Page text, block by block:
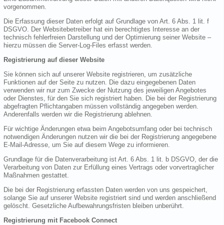
vorgenommen.
Die Erfassung dieser Daten erfolgt auf Grundlage von Art. 6 Abs. 1 lit. f
DSGVO. Der Websitebetreiber hat ein berechtigtes Interesse an der
technisch fehlerfreien Darstellung und der Optimierung seiner Website –
hierzu müssen die Server-Log-Files erfasst werden.
Registrierung auf dieser Website
Sie können sich auf unserer Website registrieren, um zusätzliche
Funktionen auf der Seite zu nutzen. Die dazu eingegebenen Daten
verwenden wir nur zum Zwecke der Nutzung des jeweiligen Angebotes
oder Dienstes, für den Sie sich registriert haben. Die bei der Registrierung
abgefragten Pflichtangaben müssen vollständig angegeben werden.
Anderenfalls werden wir die Registrierung ablehnen.
Für wichtige Änderungen etwa beim Angebotsumfang oder bei technisch
notwendigen Änderungen nutzen wir die bei der Registrierung angegebene
E-Mail-Adresse, um Sie auf diesem Wege zu informieren.
Grundlage für die Datenverarbeitung ist Art. 6 Abs. 1 lit. b DSGVO, der die
Verarbeitung von Daten zur Erfüllung eines Vertrags oder vorvertraglicher
Maßnahmen gestattet.
Die bei der Registrierung erfassten Daten werden von uns gespeichert,
solange Sie auf unserer Website registriert sind und werden anschließend
gelöscht. Gesetzliche Aufbewahrungsfristen bleiben unberührt.
Registrierung mit Facebook Connect